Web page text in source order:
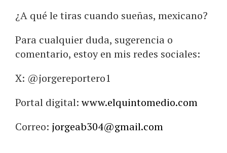
¿A qué le tiras cuando sueñas, mexicano?
Para cualquier duda, sugerencia o
comentario, estoy en mis redes sociales:
X: @jorgereportero1
Portal digital:www.elquintomedio.com
Correo: jorgeab304@gmail.com